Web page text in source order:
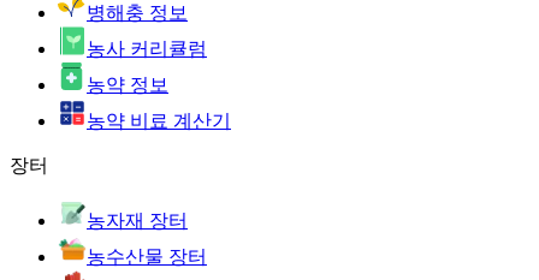
병해충 정보
농사 커리큘럼
농약 정보
농약 비료 계산기
장터
농자재 장터
농수산물 장터